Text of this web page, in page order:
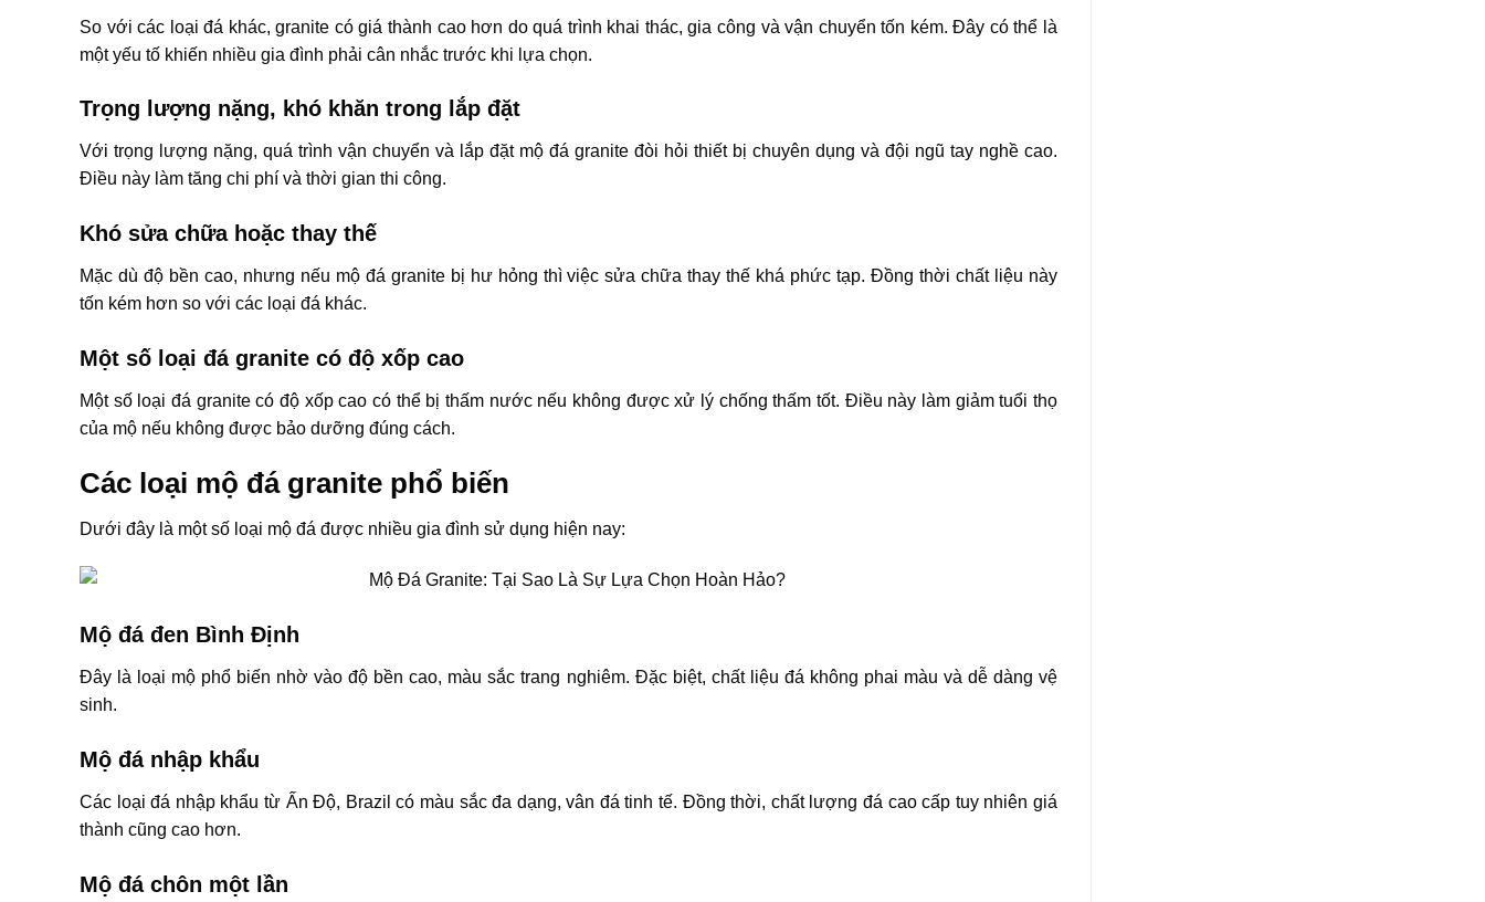
So với các loại đá khác, granite có giá thành cao hơn do quá trình khai thác, gia công và vận chuyển tốn kém. Đây có thể là
một yếu tố khiến nhiều gia đình phải cân nhắc trước khi lựa chọn.
Trọng lượng nặng, khó khăn trong lắp đặt
Với trọng lượng nặng, quá trình vận chuyển và lắp đặt mộ đá granite đòi hỏi thiết bị chuyên dụng và đội ngũ tay nghề cao.
Điều này làm tăng chi phí và thời gian thi công.
Khó sửa chữa hoặc thay thế
Mặc dù độ bền cao, nhưng nếu mộ đá granite bị hư hỏng thì việc sửa chữa thay thế khá phức tạp. Đồng thời chất liệu này
tốn kém hơn so với các loại đá khác.
Một số loại đá granite có độ xốp cao
Một số loại đá granite có độ xốp cao có thể bị thấm nước nếu không được xử lý chống thấm tốt. Điều này làm giảm tuổi thọ
của mộ nếu không được bảo dưỡng đúng cách.
Các loại mộ đá granite phổ biến
Dưới đây là một số loại mộ đá được nhiều gia đình sử dụng hiện nay:
Mộ đá đen Bình Định
Đây là loại mộ phổ biến nhờ vào độ bền cao, màu sắc trang nghiêm. Đặc biệt, chất liệu đá không phai màu và dễ dàng vệ
sinh.
Mộ đá nhập khẩu
Các loại đá nhập khẩu từ Ấn Độ, Brazil có màu sắc đa dạng, vân đá tinh tế. Đồng thời, chất lượng đá cao cấp tuy nhiên giá
thành cũng cao hơn.
Mộ đá chôn một lần